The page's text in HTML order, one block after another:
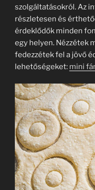
szolgáltatásokról. Az
részletesen és
érdeklődők minden
egy helyen. Nézzétek
fedezzétek fel a jövő
lehetőségeket: mini